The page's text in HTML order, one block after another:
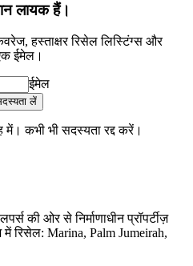
लायक हैं।
हस्ताक्षर रिसेल लिस्टिंग्स और
ईमेल।
ईमेल
लें
कभी भी सदस्यता रद्द करें।
की ओर से निर्माणाधीन प्रॉपर्टीज़
रिसेल: Marina, Palm Jumeirah,